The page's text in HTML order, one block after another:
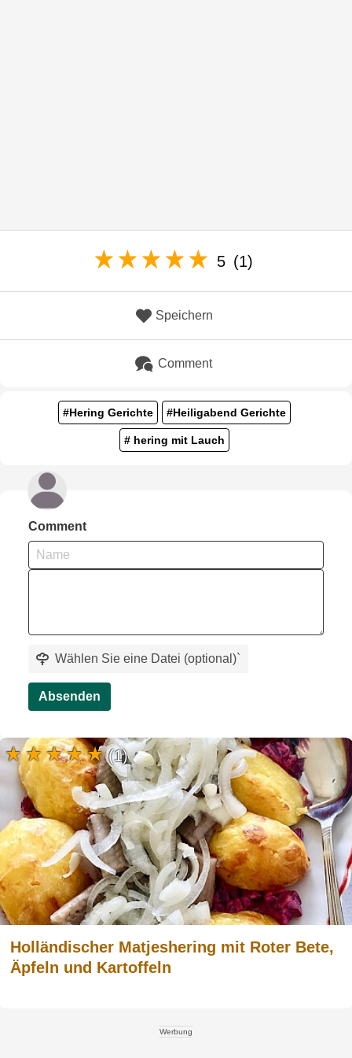
5 (1)
Speichern
Comment
#Hering Gerichte #Heiligabend Gerichte
# hering mit Lauch
Comment
Wählen Sie eine Datei (optional)`
Absenden
Holländischer Matjeshering mit Roter Bete,
Äpfeln und Kartoffeln
(1)
Werbung